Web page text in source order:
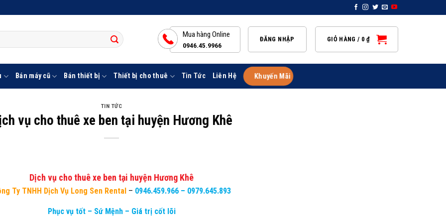
Mua hàng Online
0946.45.9966
ĐĂNG NHẬP GIỎ HÀNG / 0 ₫
Bán máy cũ Bán thiết bị Thiết bị cho thuê Tin Tức Liên Hệ Khuyến Mãi
TIN TỨC
vụ cho thuê xe ben tại huyện Hương Khê
Dịch vụ cho thuê xe ben tại huyện Hương Khê
Ty TNHH Dịch Vụ Long Sen Rental – 0946.459.966 – 0979.645.893
Phục vụ tốt – Sứ Mệnh – Giá trị cốt lõi